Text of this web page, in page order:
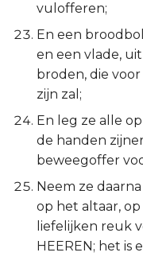
vulofferen;
En een
en een vlade,
broden, die
zijn zal;
En leg ze alle
de handen
beweegoffer
Neem ze
op het altaar,
liefelijken reuk
HEEREN; het is